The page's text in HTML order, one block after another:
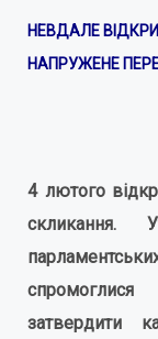
НЕВДАЛЕ
НАПРУЖЕНЕ
4 лютого
скликання.
затвердити